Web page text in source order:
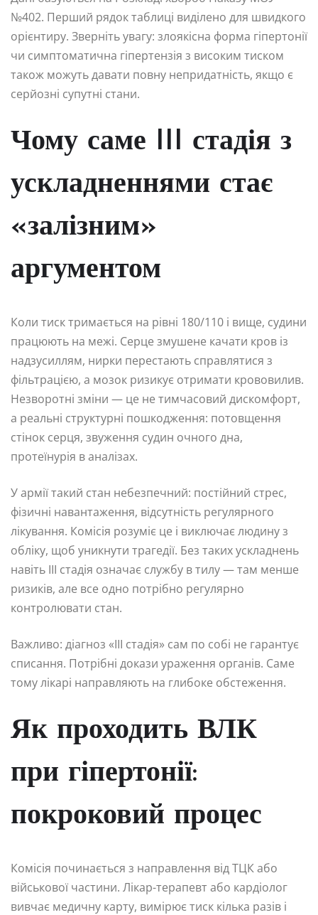
№402. Перший рядок таблиці виділено для швидкого
орієнтиру. Зверніть увагу: злоякісна форма гіпертонії
чи симптоматична гіпертензія з високим тиском
також можуть давати повну непридатність, якщо є
серйозні супутні стани.
Чому саме III стадія з
ускладненнями стає
«залізним»
аргументом
Коли тиск тримається на рівні 180/110 і вище, судини
працюють на межі. Серце змушене качати кров із
надзусиллям, нирки перестають справлятися з
фільтрацією, а мозок ризикує отримати крововилив.
Незворотні зміни — це не тимчасовий дискомфорт,
а реальні структурні пошкодження: потовщення
стінок серця, звуження судин очного дна,
протеїнурія в аналізах.
У армії такий стан небезпечний: постійний стрес,
фізичні навантаження, відсутність регулярного
лікування. Комісія розуміє це і виключає людину з
обліку, щоб уникнути трагедії. Без таких ускладнень
навіть III стадія означає службу в тилу — там менше
ризиків, але все одно потрібно регулярно
контролювати стан.
Важливо: діагноз «III стадія» сам по собі не гарантує
списання. Потрібні докази ураження органів. Саме
тому лікарі направляють на глибоке обстеження.
Як проходить ВЛК
при гіпертонії:
покроковий процес
Комісія починається з направлення від ТЦК або
військової частини. Лікар-терапевт або кардіолог
вивчає медичну карту, вимірює тиск кілька разів і